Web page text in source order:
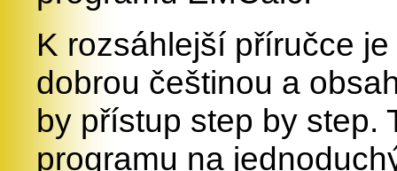
K rozsáhlejší příručce
dobrou češtinou a
by přístup step by step.
programu na